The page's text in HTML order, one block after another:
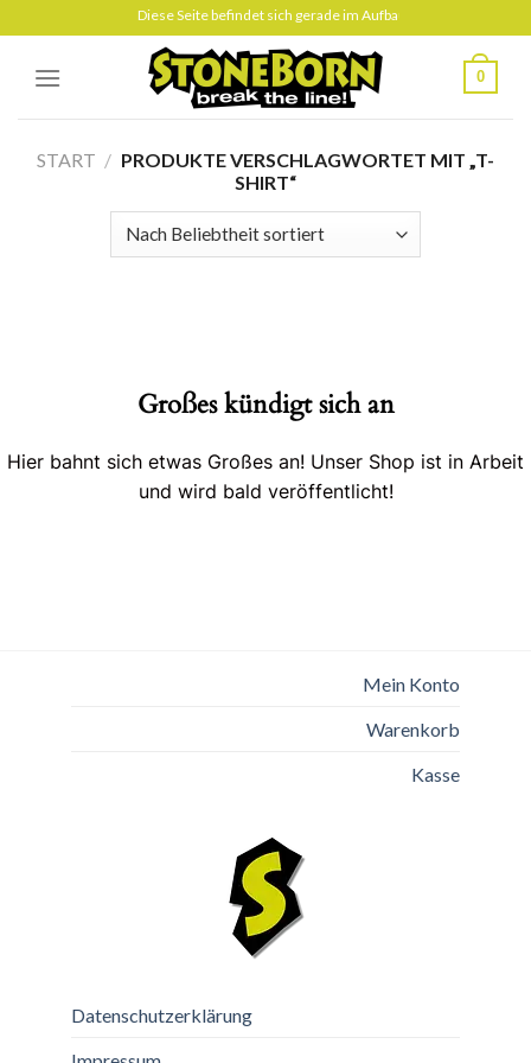
to
content
Diese Seite befindet sich gerade im Aufbau
0
START / PRODUKTE VERSCHLAGWORTET MIT „T-
SHIRT“
Großes kündigt sich an
Hier bahnt sich etwas Großes an! Unser Shop ist in Arbeit
und wird bald veröffentlicht!
Mein Konto
Warenkorb
Kasse
Datenschutzerklärung